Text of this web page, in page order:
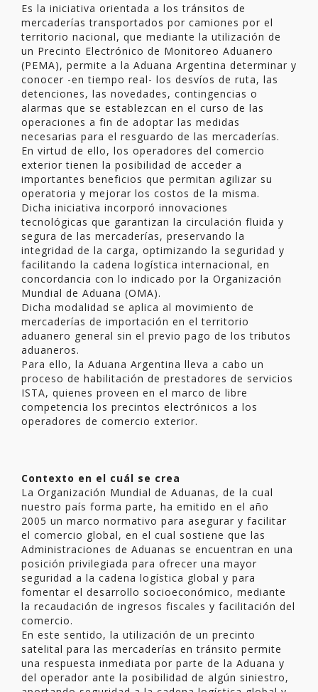
Es la iniciativa orientada a los tránsitos de
mercaderías transportados por camiones por el
territorio nacional, que mediante la utilización de
un Precinto Electrónico de Monitoreo Aduanero
(PEMA), permite a la Aduana Argentina determinar y
conocer -en tiempo real- los desvíos de ruta, las
detenciones, las novedades, contingencias o
alarmas que se establezcan en el curso de las
operaciones a fin de adoptar las medidas
necesarias para el resguardo de las mercaderías.
En virtud de ello, los operadores del comercio
exterior tienen la posibilidad de acceder a
importantes beneficios que permitan agilizar su
operatoria y mejorar los costos de la misma.
Dicha iniciativa incorporó innovaciones
tecnológicas que garantizan la circulación fluida y
segura de las mercaderías, preservando la
integridad de la carga, optimizando la seguridad y
facilitando la cadena logística internacional, en
concordancia con lo indicado por la Organización
Mundial de Aduana (OMA).
Dicha modalidad se aplica al movimiento de
mercaderías de importación en el territorio
aduanero general sin el previo pago de los tributos
aduaneros.
Para ello, la Aduana Argentina lleva a cabo un
proceso de habilitación de prestadores de servicios
ISTA, quienes proveen en el marco de libre
competencia los precintos electrónicos a los
operadores de comercio exterior.
Contexto en el cuál se crea
La Organización Mundial de Aduanas, de la cual
nuestro país forma parte, ha emitido en el año
2005 un marco normativo para asegurar y facilitar
el comercio global, en el cual sostiene que las
Administraciones de Aduanas se encuentran en una
posición privilegiada para ofrecer una mayor
seguridad a la cadena logística global y para
fomentar el desarrollo socioeconómico, mediante
la recaudación de ingresos fiscales y facilitación del
comercio.
En este sentido, la utilización de un precinto
satelital para las mercaderías en tránsito permite
una respuesta inmediata por parte de la Aduana y
del operador ante la posibilidad de algún siniestro,